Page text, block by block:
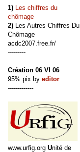
1) Les chiffres du
chômage
2) Les Autres Chiffres Du
Chômage
acdc2007.free.fr/
---------
Création 06 VI 06
95% pix by editor
-------------
www.urfig.org Unité de